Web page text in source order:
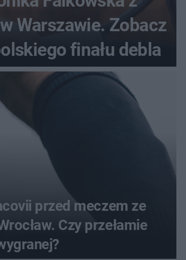
Warszawie. Zobacz
finału debla
przed meczem ze
Czy przełamie